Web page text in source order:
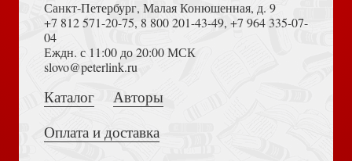
Отцы Церкви. От Климента Римского до святого
Августина
Толкование на Апокалипсис (Тихоний Африканский)
Санкт-Петербург, Малая Конюшенная, д. 9
+7 812 571-20-75, 8 800 201-43-49, +7 964 335-07-
04
Еждн. с 11:00 до 20:00 МСК
slovo@peterlink.ru
Каталог
Авторы
Оплата и доставка